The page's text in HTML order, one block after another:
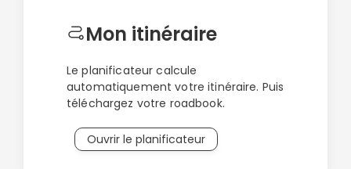
Mon itinéraire
Le planificateur calcule
automatiquement votre itinéraire. Puis
téléchargez votre roadbook.
Ouvrir le planificateur